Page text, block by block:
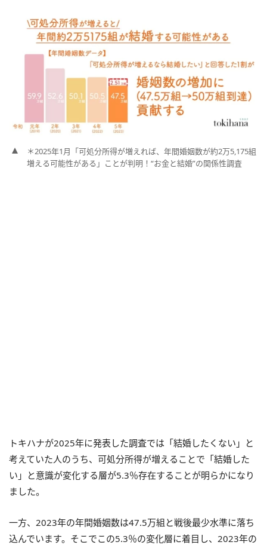
＊2025年1月「可処分所得が増えれば、年間婚姻数が約2万5,175組
増える可能性がある」ことが判明！“お金と結婚”の関係性調査
トキハナが2025年に発表した調査では「結婚したくない」と
考えていた人のうち、可処分所得が増えることで「結婚した
い」と意識が変化する層が5.3％存在することが明らかになり
ました。
一方、2023年の年間婚姻数は47.5万組と戦後最少水準に落ち
込んでいます。そこでこの5.3％の変化層に着目し、2023年の